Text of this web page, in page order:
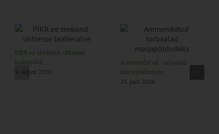
PIKK.ee teekond ühtsesse
teabesalve
1. august 2026
Ammendatud turbaalad
marjapõldudeks
25. juuli 2026